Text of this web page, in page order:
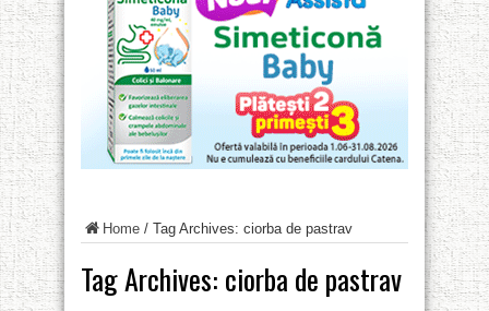
Home / Tag Archives: ciorba de pastrav
Tag Archives: ciorba de pastrav